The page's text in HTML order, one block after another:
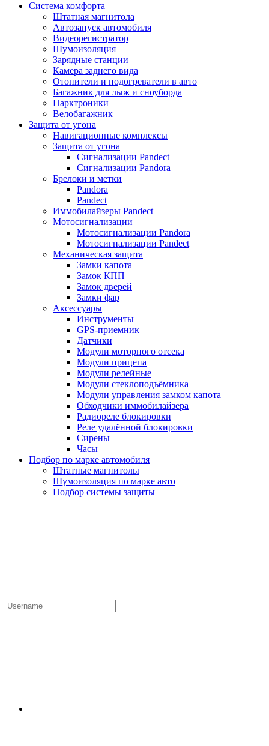
Система комфорта
Штатная магнитола
Автозапуск автомобиля
Видеорегистратор
Шумоизоляция
Зарядные станции
Камера заднего вида
Отопители и подогреватели в авто
Багажник для лыж и сноуборда
Парктроники
Велобагажник
Защита от угона
Навигационные комплексы
Защита от угона
Сигнализации Pandect
Сигнализации Pandora
Брелоки и метки
Pandora
Pandect
Иммобилайзеры Pandect
Мотосигнализации
Мотосигнализации Pandora
Мотосигнализации Pandect
Механическая защита
Замки капота
Замок КПП
Замок дверей
Замки фар
Аксессуары
Инструменты
GPS-приемник
Датчики
Модули моторного отсека
Модули прицепа
Модули релейные
Модули стеклоподъёмника
Модули управления замком капота
Обходчики иммобилайзера
Радиореле блокировки
Реле удалённой блокировки
Сирены
Часы
Подбор по марке автомобиля
Штатные магнитолы
Шумоизоляция по марке авто
Подбор системы защиты